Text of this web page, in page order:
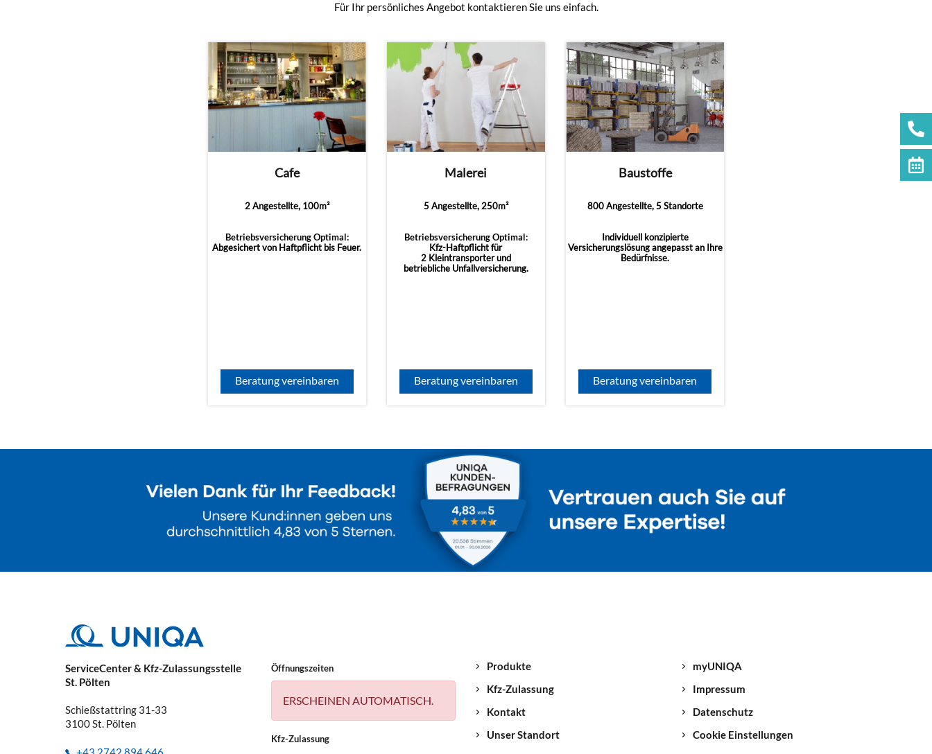
Für Ihr persönliches Angebot kontaktieren Sie uns einfach.
Cafe
2 Angestellte, 100m²
Betriebsversicherung Optimal:
Abgesichert von Haftpflicht bis Feuer.
Beratung vereinbaren
Malerei
5 Angestellte, 250m²
Betriebsversicherung Optimal:
Kfz-Haftpflicht für
2 Kleintransporter und
betriebliche Unfallversicherung.
Beratung vereinbaren
Baustoffe
800 Angestellte, 5 Standorte
Individuell konzipierte
Versicherungslösung angepasst an Ihre
Bedürfnisse.
Beratung vereinbaren
ServiceCenter & Kfz-Zulassungsstelle
St. Pölten
Schießstattring 31-33
3100St. Pölten
Öffnungszeiten
ERSCHEINEN AUTOMATISCH.
Kfz-Zulassung
Produkte
Kfz-Zulassung
Kontakt
Unser Standort
myUNIQA
Impressum
Datenschutz
Cookie Einstellungen